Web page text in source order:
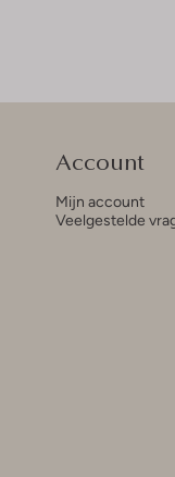
Account
Mijn account
Veelgestelde